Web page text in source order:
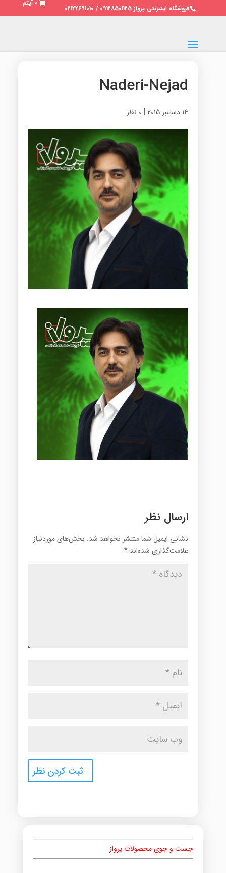
فروشگاه اینترنتی پرواز 09128501125 / 02122691010
0 آیتم
Naderi-Nejad
14 دسامبر 2015 | 0 نظر
ارسال نظر
نشانی ایمیل شما منتشر نخواهد شد. بخش‌های موردنیاز
علامت‌گذاری شده‌اند *
جست و جوی محصولات پرواز